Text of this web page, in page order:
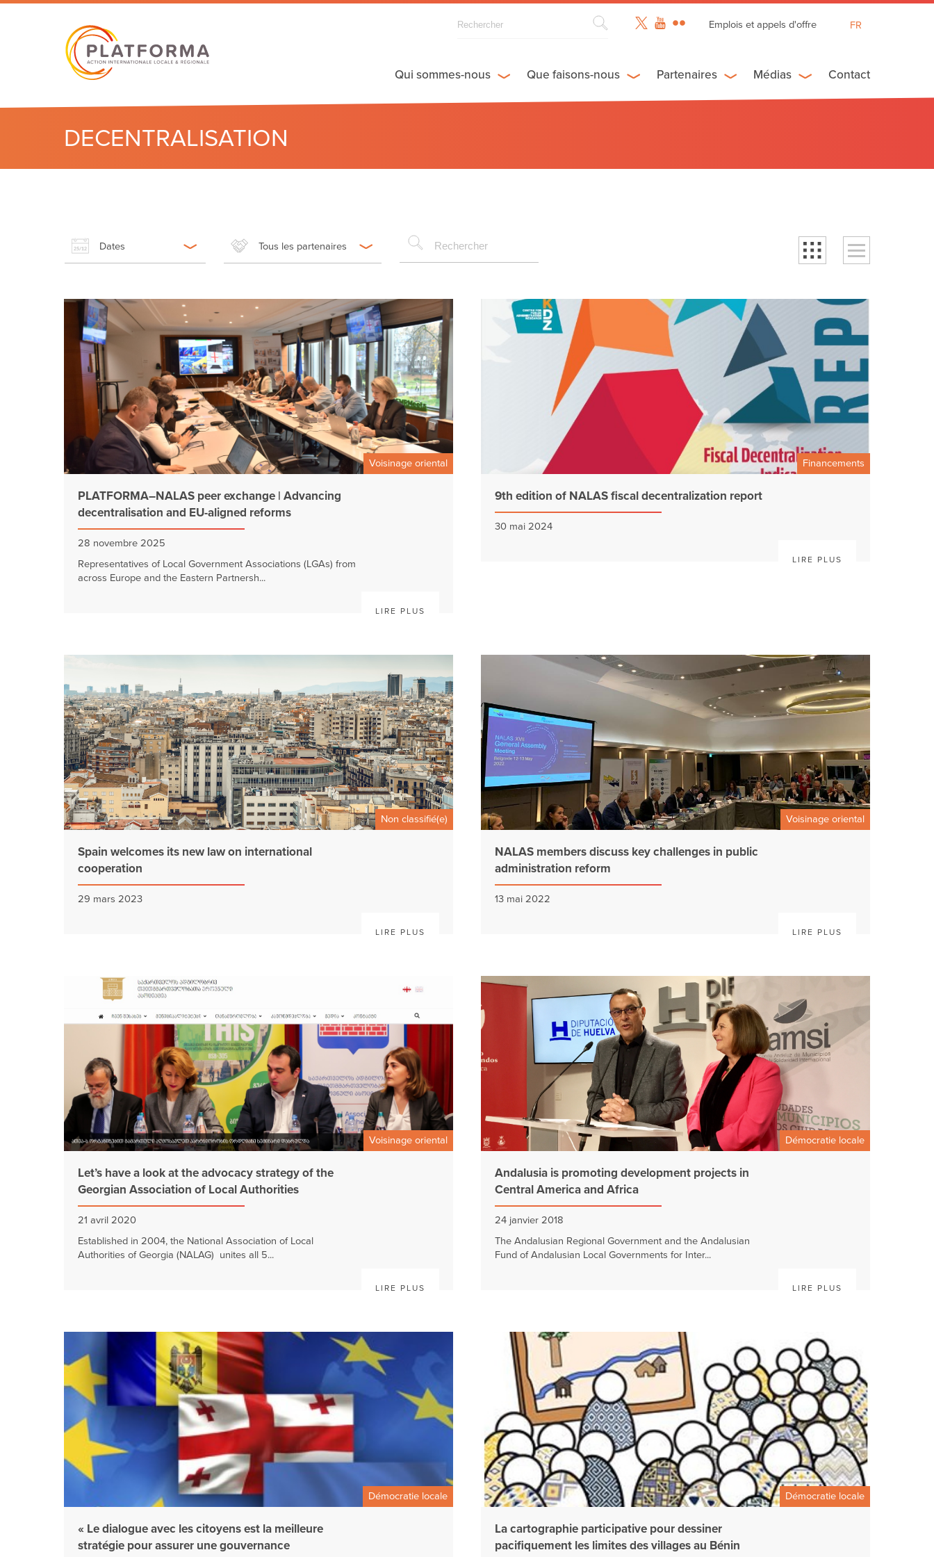
DECENTRALISATION
Emplois et appels d'offre
FR
ES
Qui sommes-nous Que faisons-nous Partenaires Médias Contact
Dates Tous les partenaires
Voisinage oriental
PLATFORMA–NALAS peer exchange | Advancing
decentralisation and EU-aligned reforms
28 novembre 2025
Representatives of Local Government Associations (LGAs) from
across Europe and the Eastern Partnersh...
LIRE PLUS
Financements
9th edition of NALAS fiscal decentralization report
30 mai 2024
LIRE PLUS
Non classifié(e)
Spain welcomes its new law on international
cooperation
29 mars 2023
LIRE PLUS
Voisinage oriental
NALAS members discuss key challenges in public
administration reform
13 mai 2022
LIRE PLUS
Voisinage oriental
Let’s have a look at the advocacy strategy of the
Georgian Association of Local Authorities
21 avril 2020
Established in 2004, the National Association of Local
Authorities of Georgia (NALAG) unites all 5...
LIRE PLUS
Démocratie locale
Andalusia is promoting development projects in
Central America and Africa
24 janvier 2018
The Andalusian Regional Government and the Andalusian
Fund of Andalusian Local Governments for Inter...
LIRE PLUS
Démocratie locale
« Le dialogue avec les citoyens est la meilleure
stratégie pour assurer une gouvernance
Démocratie locale
La cartographie participative pour dessiner
pacifiquement les limites des villages au Bénin